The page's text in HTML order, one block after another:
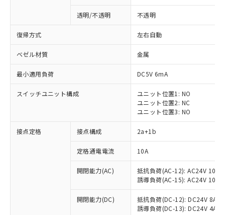
透明/不透明 不透明
復帰方式 左右自動
ベゼル材質 金属
最小適用負荷 DC5V 6mA
スイッチユニット構成
ユニット位置1: NO
ユニット位置2: NC
ユニット位置3: NO
接点定格 接点構成 2a+1b
定格通電電流 10A
開閉能力(AC)
抵抗負荷(AC-12): AC24V 10A/
誘導負荷(AC-15): AC24V
開閉能力(DC)
抵抗負荷(DC-12): DC24V 8A/
誘導負荷(DC-13): DC24V 4A/
ご利用条件
対応済み：EU RoHS指令（10物質）の
非含有に対応した製品が提供可能な商品で
有に対応した製品に切り替える予定のある